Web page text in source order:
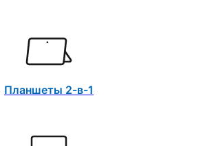
Планшеты 2-в-1